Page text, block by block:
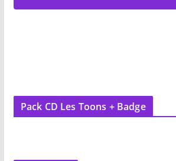
Pack CD Les Toons + Badge